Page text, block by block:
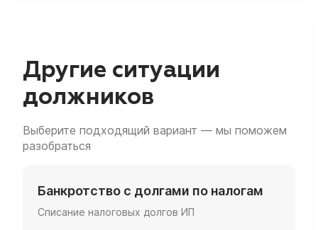
лучше уточнить до подачи заявления, чтобы
понимать, как это скажется на будущем
бизнесе.
Другие ситуации
должников
Выберите подходящий вариант — мы поможем
разобраться
Банкротство с долгами по налогам
Списание налоговых долгов ИП